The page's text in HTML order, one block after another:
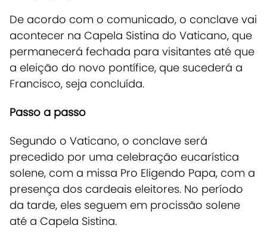
De acordo com o comunicado, o conclave vai
acontecer na Capela Sistina do Vaticano, que
permanecerá fechada para visitantes até que
a eleição do novo pontífice, que sucederá a
Francisco, seja concluída.
Passo a passo
Segundo o Vaticano, o conclave será
precedido por uma celebração eucarística
solene, com a missa Pro Eligendo Papa, com a
presença dos cardeais eleitores. No período
da tarde, eles seguem em procissão solene
até a Capela Sistina.